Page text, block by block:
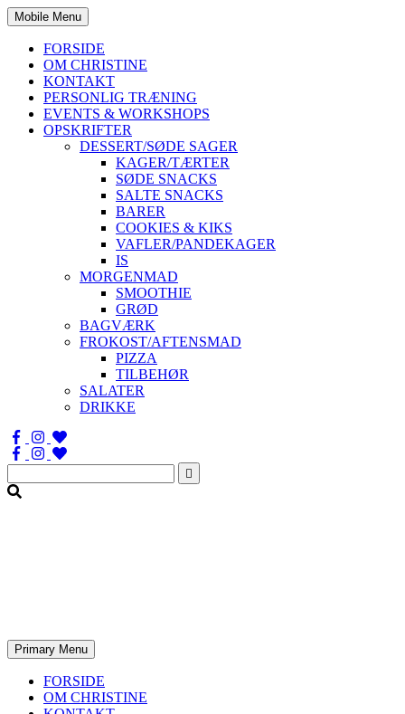
Mobile Menu
FORSIDE
OM CHRISTINE
KONTAKT
PERSONLIG TRÆNING
EVENTS & WORKSHOPS
OPSKRIFTER
DESSERT/SØDE SAGER
KAGER/TÆRTER
SØDE SNACKS
SALTE SNACKS
BARER
COOKIES & KIKS
VAFLER/PANDEKAGER
IS
MORGENMAD
SMOOTHIE
GRØD
BAGVÆRK
FROKOST/AFTENSMAD
PIZZA
TILBEHØR
SALATER
DRIKKE
Søg
efter:
Primary Menu
FORSIDE
OM CHRISTINE